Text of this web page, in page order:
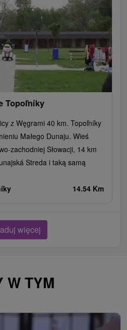
noc
basenu, kart parkingowych
10,00 € / szt.
Topoľníky
z Węgrami 40 km. Topoľníky
Małego Dunaju. Wieś
zachodniej Słowacji, 14 km
Streda i taką samą
14.54 Km
więcej
W TYM